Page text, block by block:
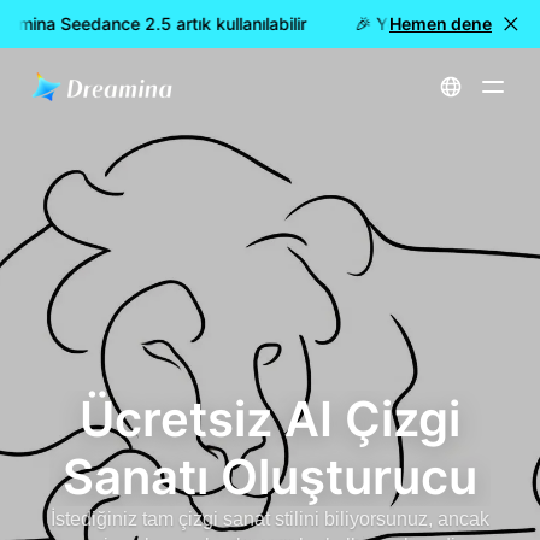
Seedance 2.5 artık kullanılabilir 🎉 Yeni model
Hemen dene
Ana Sayfa Ücretsiz AI Çizgi Sanatı Oluşturucu
Ücretsiz AI Çizgi
Sanatı Oluşturucu
İstediğiniz tam çizgi sanat stilini biliyorsunuz, ancak